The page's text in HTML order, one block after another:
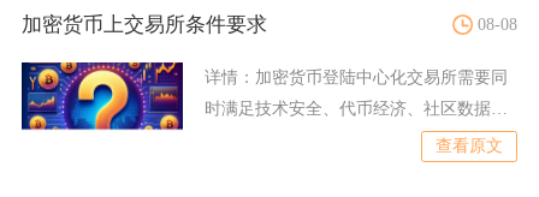
加密货币上交易所条件要求 08-08
详情： 加密货币登陆中心化交易所需要同
时满足技术安全、代币经济、社区数据、
查看原文